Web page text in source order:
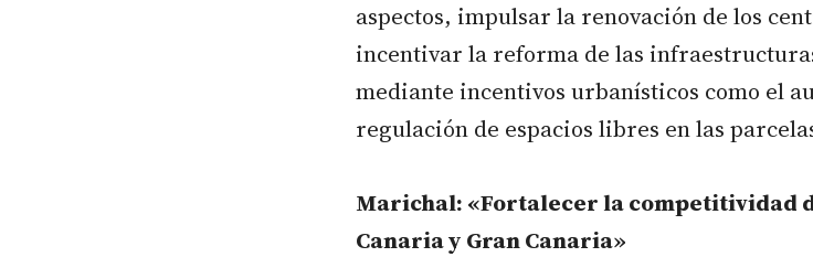
aspectos, impulsar la renovación de los
incentivar la reforma de las
mediante incentivos urbanísticos como el
regulación de espacios libres en las
Marichal: «Fortalecer la competitividad
Canaria y Gran Canaria»